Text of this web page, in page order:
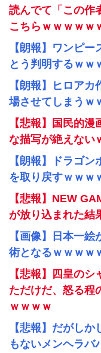
読んでて「この作
こちらｗｗｗｗｗ
【朗報】ワンピ
とう判明するｗｗ
【朗報】ヒロア
場させてしまうｗ
【悲報】国民的
な描写が絶えない
【朗報】ドラゴ
を取り戻すｗｗｗ
【悲報】NEW
が放り込まれた結
【画像】日本一
術となるｗｗｗｗ
【悲報】四皇の
ただけだ、怒る
ｗｗｗｗ
【悲報】だがし
もないメンヘラバ